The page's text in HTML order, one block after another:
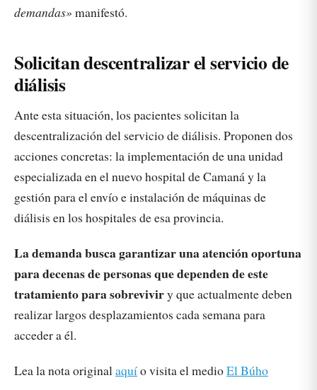
demandas» manifestó.
Solicitan descentralizar el servicio de
diálisis
Ante esta situación, los pacientes solicitan la
descentralización del servicio de diálisis. Proponen dos
acciones concretas: la implementación de una unidad
especializada en el nuevo hospital de Camaná y la
gestión para el envío e instalación de máquinas de
diálisis en los hospitales de esa provincia.
La demanda busca garantizar una atención oportuna
para decenas de personas que dependen de este
tratamiento para sobreviviry que actualmente deben
realizar largos desplazamientos cada semana para
acceder a él.
Lea la nota originalaquío visita el medioEl Búho